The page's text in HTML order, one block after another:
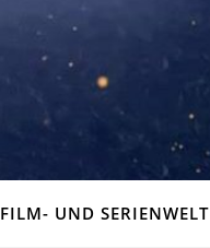
FILM- UND SERIENWELT